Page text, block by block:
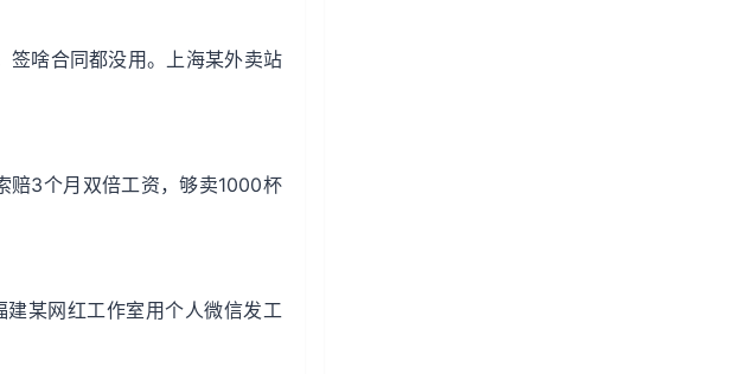
签啥合同都没用。上海某外卖站
赔3个月双倍工资，够卖1000杯
某网红工作室用个人微信发工